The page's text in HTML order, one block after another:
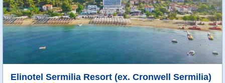
Elinotel Sermilia Resort (ex. Cronwell Sermilia)